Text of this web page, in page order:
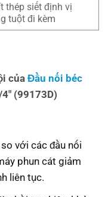
thép siết định vị
tuột đi kèm
của Đầu nối béc
(99173D)
với các đầu nối
phun cát giảm
liên tục.